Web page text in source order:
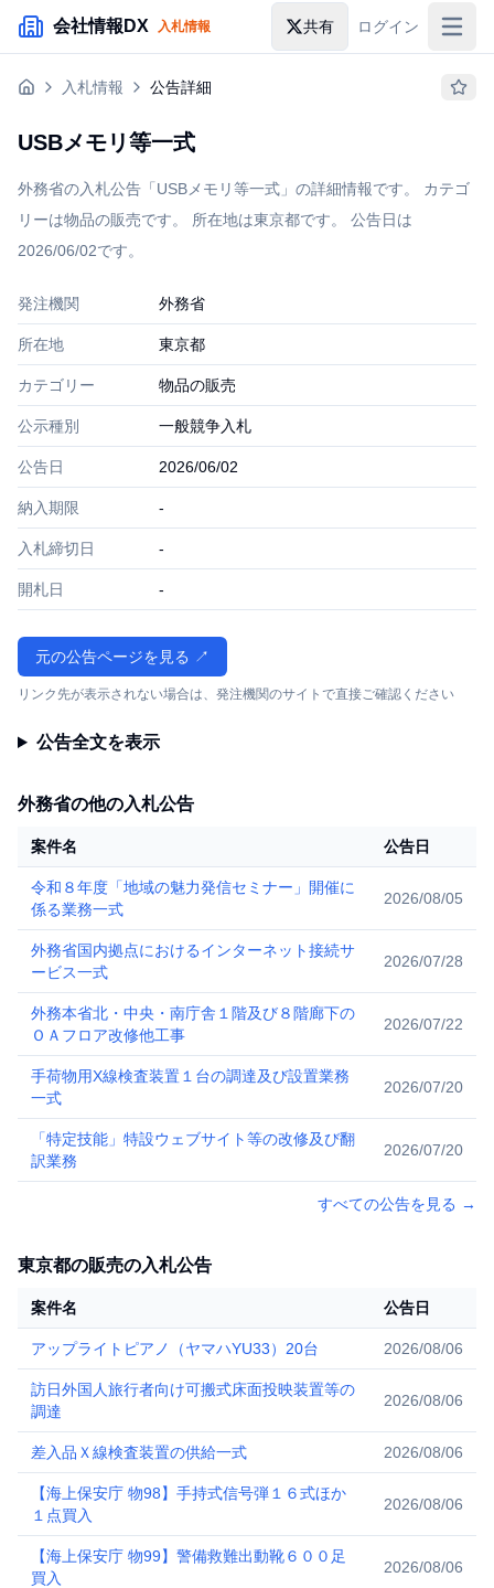
メインコンテンツにスキップ
会社情報DX 入札情報 共有 ログイン
入札情報
企業検索
入札情報 公告詳細
USBメモリ等一式
外務省の入札公告「USBメモリ等一式」の詳細情報です。 カテゴ
リーは物品の販売です。 所在地は東京都です。 公告日は
2026/06/02です。
発注機関 外務省
所在地 東京都
カテゴリー 物品の販売
公示種別 一般競争入札
公告日 2026/06/02
納入期限 -
入札締切日 -
開札日 -
元の公告ページを見る ↗
リンク先が表示されない場合は、発注機関のサイトで直接ご確認ください
公告全文を表示
外務省の他の入札公告
案件名 公告日
令和８年度「地域の魅力発信セミナー」開催に
係る業務一式
2026/08/05
外務省国内拠点におけるインターネット接続サ
ービス一式
2026/07/28
外務本省北・中央・南庁舎１階及び８階廊下の
ＯＡフロア改修他工事
2026/07/22
手荷物用X線検査装置１台の調達及び設置業務
一式
2026/07/20
「特定技能」特設ウェブサイト等の改修及び翻
訳業務
2026/07/20
すべての公告を見る →
東京都の販売の入札公告
案件名 公告日
アップライトピアノ（ヤマハYU33）20台 2026/08/06
訪日外国人旅行者向け可搬式床面投映装置等の
調達
2026/08/06
差入品Ｘ線検査装置の供給一式 2026/08/06
【海上保安庁 物98】手持式信号弾１６式ほか
１点買入
2026/08/06
【海上保安庁 物99】警備救難出動靴６００足
買入
2026/08/06